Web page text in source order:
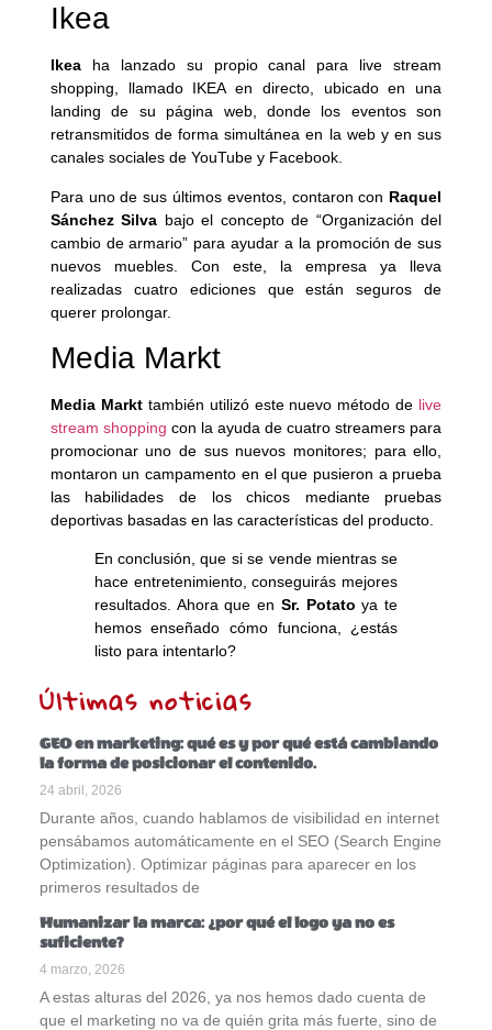
Ikea
Ikea ha lanzado su propio canal para live stream
shopping, llamado IKEA en directo, ubicado en una
landing de su página web, donde los eventos son
retransmitidos de forma simultánea en la web y en sus
canales sociales de YouTube y Facebook.
Para uno de sus últimos eventos, contaron con Raquel
Sánchez Silva bajo el concepto de “Organización del
cambio de armario” para ayudar a la promoción de sus
nuevos muebles. Con este, la empresa ya lleva
realizadas cuatro ediciones que están seguros de
querer prolongar.
Media Markt
Media Markttambién utilizó este nuevo método de live
stream shopping con la ayuda de cuatro streamers para
promocionar uno de sus nuevos monitores; para ello,
montaron un campamento en el que pusieron a prueba
las habilidades de los chicos mediante pruebas
deportivas basadas en las características del producto.
En conclusión, que si se vende mientras se
hace entretenimiento, conseguirás mejores
resultados. Ahora que en Sr. Potatoya te
hemos enseñado cómo funciona, ¿estás
listo para intentarlo?
Últimas noticias
GEO en marketing: qué es y por qué está cambiando
la forma de posicionar el contenido.
24 abril, 2026
Durante años, cuando hablamos de visibilidad en internet
pensábamos automáticamente en el SEO (Search Engine
Optimization). Optimizar páginas para aparecer en los
primeros resultados de
Humanizar la marca: ¿por qué el logo ya no es
suficiente?
4 marzo, 2026
A estas alturas del 2026, ya nos hemos dado cuenta de
que el marketing no va de quién grita más fuerte, sino de